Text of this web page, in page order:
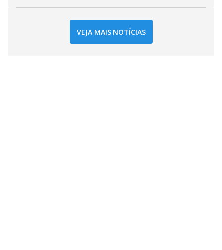
VEJA MAIS NOTÍCIAS